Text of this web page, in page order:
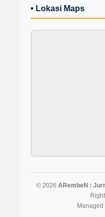
• Lokasi Maps
© 2026 ARembeN :
Managed